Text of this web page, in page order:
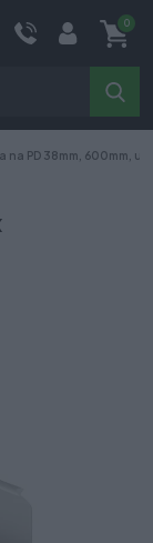
0
na PD 38mm, 600mm,